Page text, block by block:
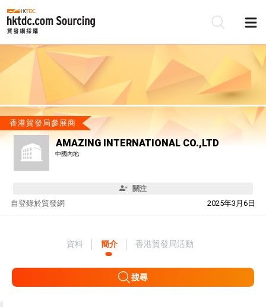
香港貿發局參展商
AMAZING INTERNATIONAL CO.,LTD
中國內地
關注
自 2025年3月6日
登錄於貿發網
資料 簡介 香港貿發局活動
搜尋